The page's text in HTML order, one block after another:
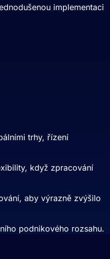
implementaci
trhy, řízení
když zpracování
aby výrazně zvýšilo
podnikového rozsahu.